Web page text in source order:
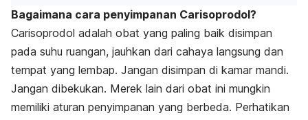
Bagaimana cara penyimpanan Carisoprodol?
Carisoprodol adalah obat yang paling baik disimpan
pada suhu ruangan, jauhkan dari cahaya langsung dan
tempat yang lembap. Jangan disimpan di kamar mandi.
Jangan dibekukan. Merek lain dari obat ini mungkin
memiliki aturan penyimpanan yang berbeda. Perhatikan